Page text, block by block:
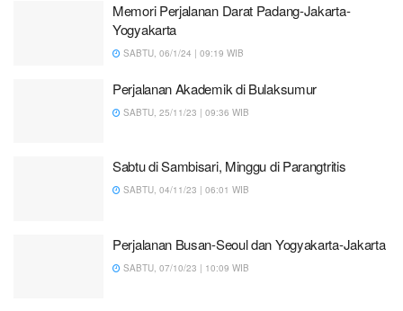
Memori Perjalanan Darat Padang-Jakarta-
Yogyakarta
SABTU, 06/1/24 | 09:19 WIB
Perjalanan Akademik di Bulaksumur
SABTU, 25/11/23 | 09:36 WIB
Sabtu di Sambisari, Minggu di Parangtritis
SABTU, 04/11/23 | 06:01 WIB
Perjalanan Busan-Seoul dan Yogyakarta-Jakarta
SABTU, 07/10/23 | 10:09 WIB